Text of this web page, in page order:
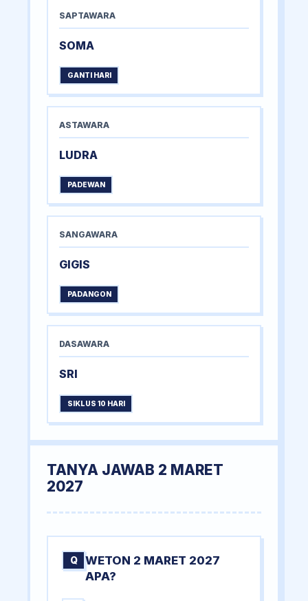
SAPTAWARA
SOMA
GANTI HARI
ASTAWARA
LUDRA
PADEWAN
SANGAWARA
GIGIS
PADANGON
DASAWARA
SRI
SIKLUS 10 HARI
TANYA JAWAB 2 MARET
2027
Q
WETON 2 MARET 2027
APA?